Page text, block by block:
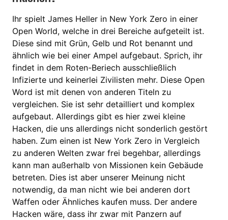
Ihr spielt James Heller in New York Zero in einer
Open World, welche in drei Bereiche aufgeteilt ist.
Diese sind mit Grün, Gelb und Rot benannt und
ähnlich wie bei einer Ampel aufgebaut. Sprich, ihr
findet in dem Roten-Beriech ausschließlich
Infizierte und keinerlei Zivilisten mehr. Diese Open
Word ist mit denen von anderen Titeln zu
vergleichen. Sie ist sehr detailliert und komplex
aufgebaut. Allerdings gibt es hier zwei kleine
Hacken, die uns allerdings nicht sonderlich gestört
haben. Zum einen ist New York Zero in Vergleich
zu anderen Welten zwar frei begehbar, allerdings
kann man außerhalb von Missionen kein Gebäude
betreten. Dies ist aber unserer Meinung nicht
notwendig, da man nicht wie bei anderen dort
Waffen oder Ähnliches kaufen muss. Der andere
Hacken wäre, dass ihr zwar mit Panzern auf